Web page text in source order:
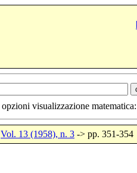
opzioni visualizzazione matematica:
Vol. 13 (1958), n. 3 -> pp. 351-354